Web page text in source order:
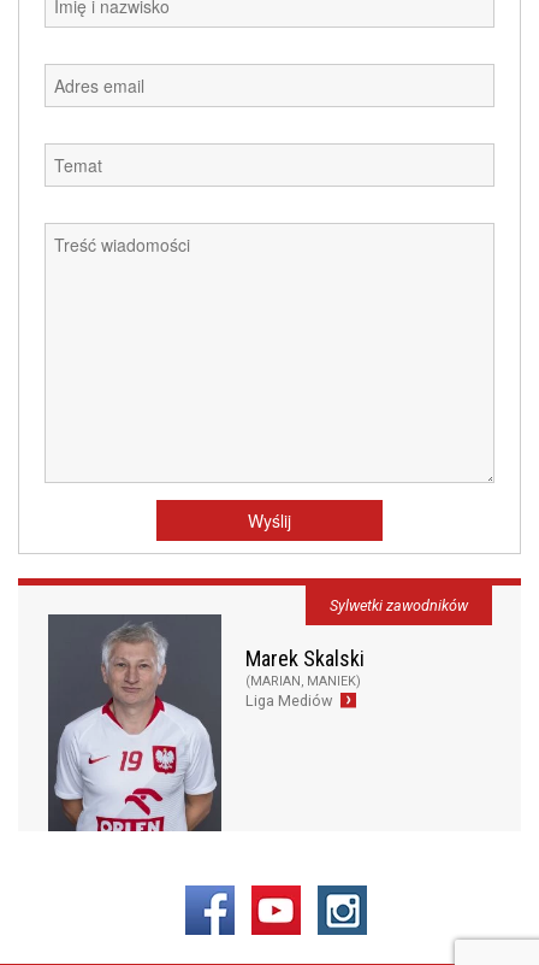
Marek Skalski
(MARIAN, MANIEK)
Liga Mediów
Sylwetki zawodników